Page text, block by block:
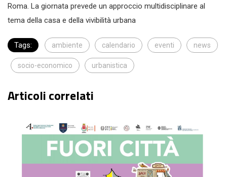
Roma. La giornata prevede un approccio multidisciplinare al
tema della casa e della vivibilità urbana
Tags: ambiente calendario eventi news
socio-economico urbanistica
Articoli correlati